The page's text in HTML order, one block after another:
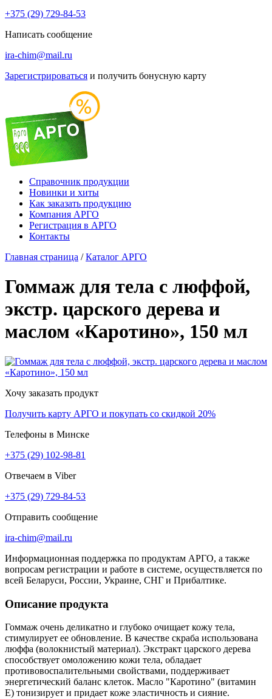
+375 (29) 729-84-53
Написать сообщение
ira-chim@mail.ru
Зарегистрироваться и получить бонусную карту
Справочник продукции
Новинки и хиты
Как заказать продукцию
Компания АРГО
Регистрация в АРГО
Контакты
Главная страница /Каталог АРГО
Гоммаж для тела с люффой,
экстр. царского дерева и
маслом «Каротино», 150 мл
Хочу заказать продукт
Получить карту АРГО и покупать со скидкой 20%
Телефоны в Минске
+375 (29) 102-98-81
Отвечаем в Viber
+375 (29) 729-84-53
Отправить сообщение
ira-chim@mail.ru
Информационная поддержка по продуктам АРГО, а также
вопросам регистрации и работе в системе, осуществляется по
всей Беларуси, России, Украине, СНГ и Прибалтике.
Описание продукта
Гоммаж очень деликатно и глубоко очищает кожу тела,
стимулирует ее обновление. В качестве скраба использована
люффа (волокнистый материал). Экстракт царского дерева
способствует омоложению кожи тела, обладает
противовоспалительными свойствами, поддерживает
энергетический баланс клеток. Масло "Каротино" (витамин
Е) тонизирует и придает коже эластичность и сияние.